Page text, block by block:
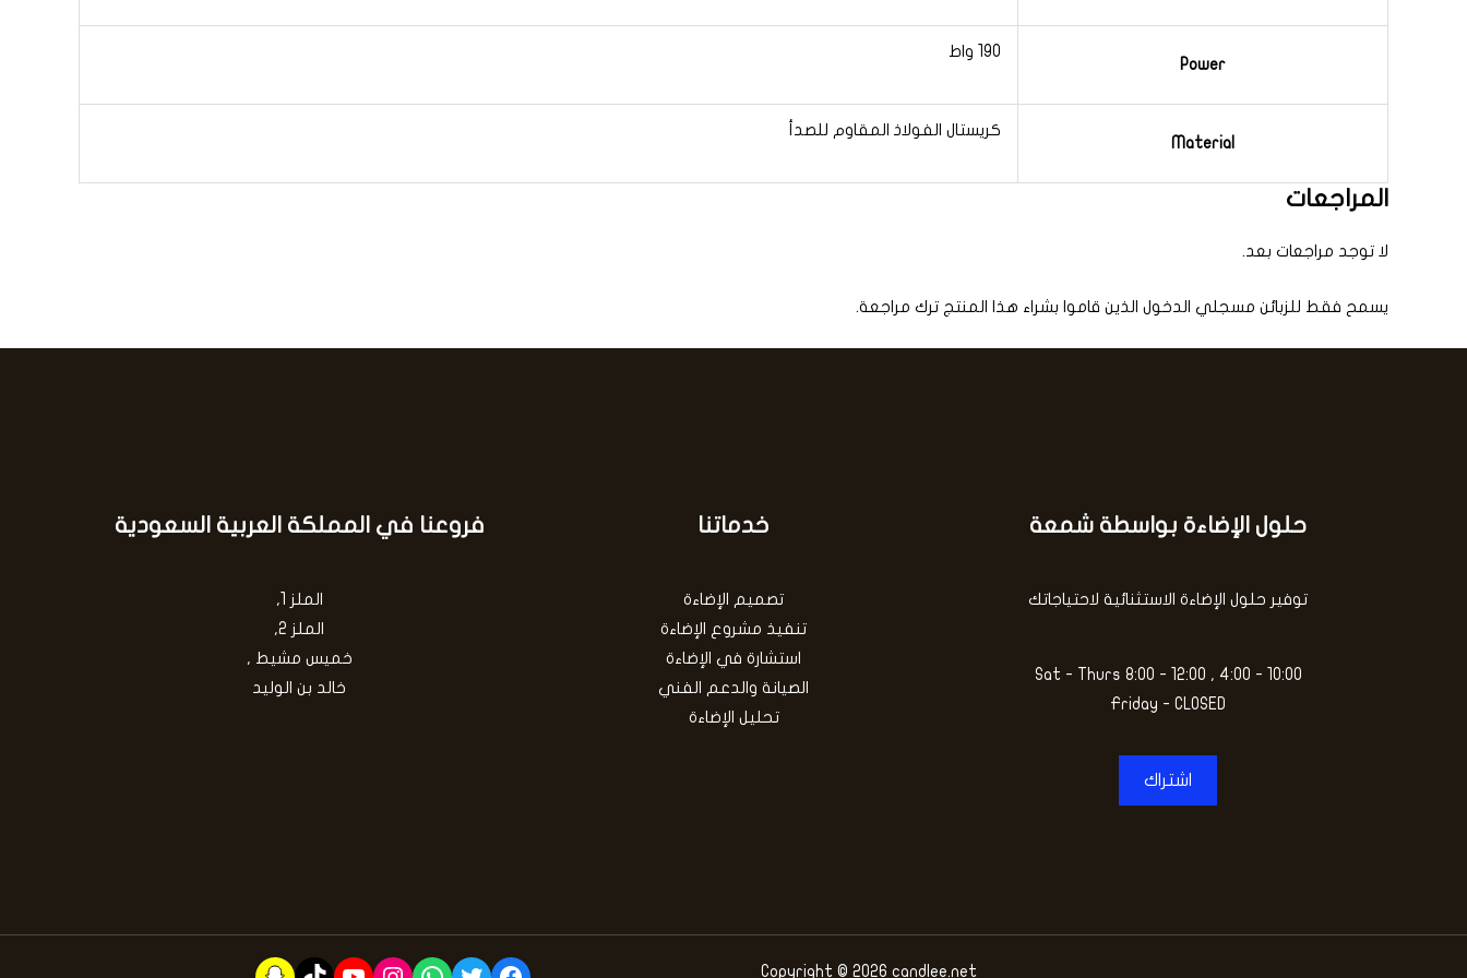
Power
190 واط
Material
كريستال الفولاذ المقاوم للصدأ
المراجعات
لا توجد مراجعات بعد.
يسمح فقط للزبائن مسجلي الدخول الذين قاموا بشراء هذا المنتج ترك مراجعة.
حلول الإضاءة بواسطة شمعة
توفير حلول الإضاءة الاستثنائية لاحتياجاتك
Sat - Thurs 8:00 - 12:00 , 4:00 - 10:00
Friday - CLOSED
اشتراك
خدماتنا
تصميم الإضاءة
تنفيذ مشروع الإضاءة
استشارة في الإضاءة
الصيانة والدعم الفني
تحليل الإضاءة
فروعنا في المملكة العربية السعودية
الملز 1,
الملز 2,
خميس مشيط ,
خالد بن الوليد
Copyright © 2026 candlee.net